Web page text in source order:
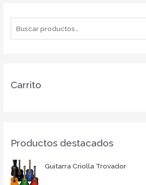
Carrito
Productos destacados
Guitarra Criolla Trovador